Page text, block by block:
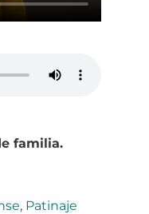
familia.
, Patinaje